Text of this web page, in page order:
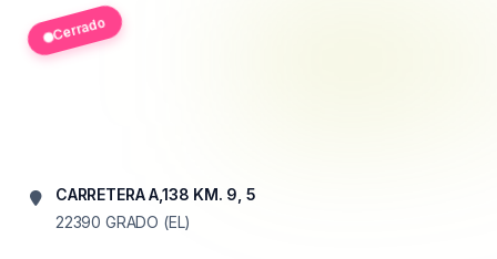
Cerrado
CARRETERA A,138 KM. 9, 5
22390 GRADO (EL)